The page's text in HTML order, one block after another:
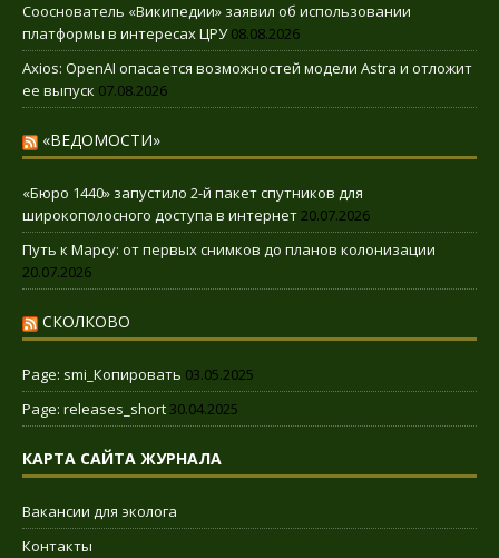
Сооснователь «Википедии» заявил об использовании
платформы в интересах ЦРУ 08.08.2026
Axios: OpenAI опасается возможностей модели Astra и отложит
ее выпуск 07.08.2026
«ВЕДОМОСТИ»
«Бюро 1440» запустило 2-й пакет спутников для
широкополосного доступа в интернет20.07.2026
Путь к Марсу: от первых снимков до планов колонизации
20.07.2026
СКОЛКОВО
Page: smi_Копировать 03.05.2025
Page: releases_short 30.04.2025
КАРТА САЙТА ЖУРНАЛА
Вакансии для эколога
Контакты